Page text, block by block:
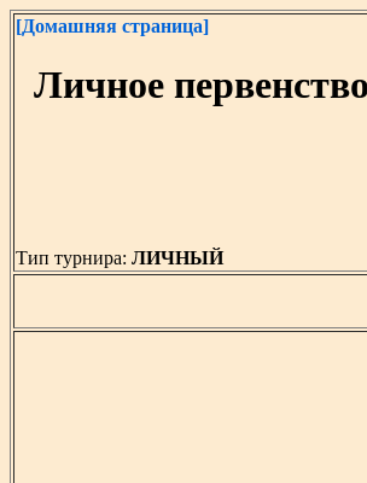
[Домашняя страница]
Личное
Тип турнира: ЛИЧНЫЙ